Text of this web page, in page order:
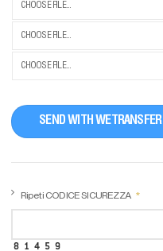
CHOOSE FILE...
CHOOSE FILE...
CHOOSE FILE...
SEND WITH WETRANSFER
Ripeti CODICE SICUREZZA